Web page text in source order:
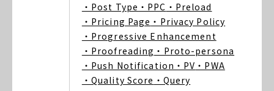
・Post Type ・PPC ・Preload
・Pricing Page ・Privacy Policy
・Progressive Enhancement
・Proofreading ・Proto-persona
・Push Notification ・PV ・PWA
・Quality Score ・Query